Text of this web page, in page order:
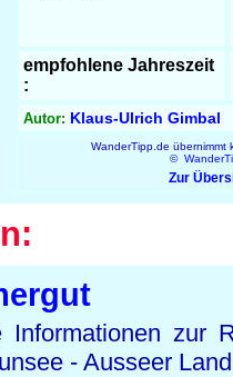
empfohlene Jahreszeit
:
Autor: Klaus-Ulrich Gimbal
WanderTipp.de übernimmt
©
Zur
Informationen zur
- Ausseer